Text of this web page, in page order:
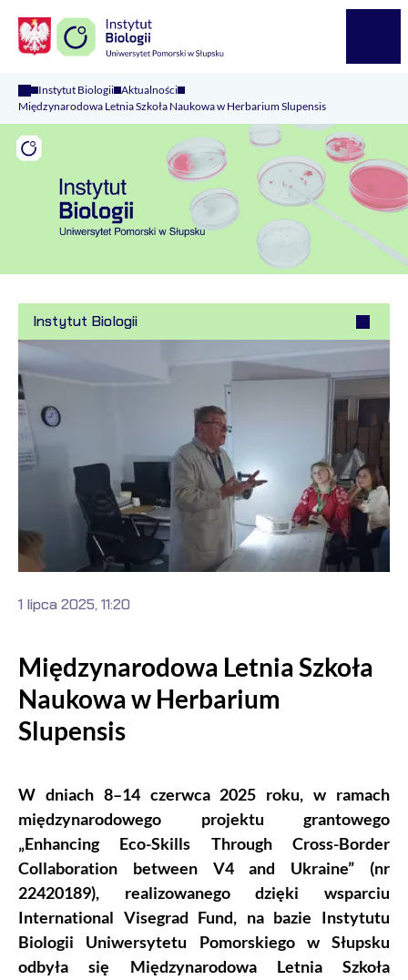
Instytut Biologii Aktualności
Międzynarodowa Letnia Szkoła Naukowa w Herbarium Slupensis
Instytut Biologii
Międzynarodowa Letnia Szkoła
Naukowa w Herbarium
Slupensis
W dniach 8–14 czerwca 2025 roku, w ramach
międzynarodowego projektu grantowego
„Enhancing Eco-Skills Through Cross-Border
Collaboration between V4 and Ukraine” (nr
22420189), realizowanego dzięki wsparciu
International Visegrad Fund, na bazie Instytutu
Biologii Uniwersytetu Pomorskiego w Słupsku
odbyła się Międzynarodowa Letnia Szkoła
1 lipca 2025, 11:20